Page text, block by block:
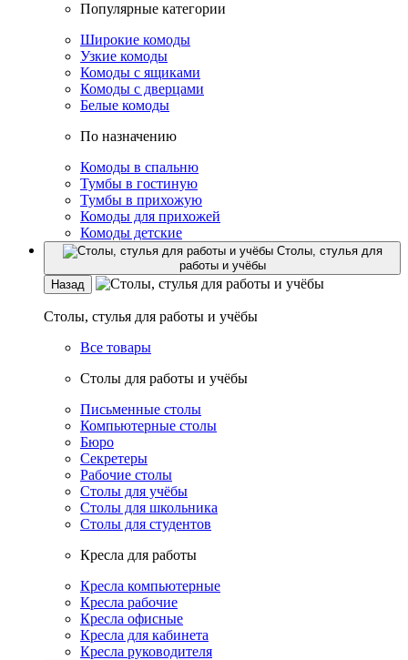
Популярные категории
Широкие комоды
Узкие комоды
Комоды с ящиками
Комоды с дверцами
Белые комоды
По назначению
Комоды в спальню
Тумбы в гостиную
Тумбы в прихожую
Комоды для прихожей
Комоды детские
Столы, стулья для
работы и учёбы
Назад
Столы, стулья для работы и учёбы
Все товары
Столы для работы и учёбы
Письменные столы
Компьютерные столы
Бюро
Секретеры
Рабочие столы
Столы для учёбы
Столы для школьника
Столы для студентов
Кресла для работы
Кресла компьютерные
Кресла рабочие
Кресла офисные
Кресла для кабинета
Кресла руководителя